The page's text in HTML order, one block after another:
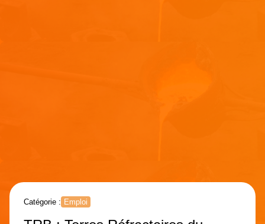
Catégorie : Emploi